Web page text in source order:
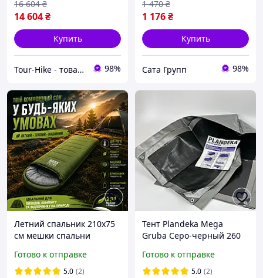
14 604₴
16 604 ₴
Купить
Tour-Hike - товары для туризма и активного отдыха 98%
1 176₴
1 470 ₴
Купить
Сата Групп 98%
Летний спальник 210х75
см мешки спальни
компактный спальный
мешок всесезонный
Готово к отправке
5.0 (2)
Тент Plandeka Mega
Gruba Серо-черный 260
для накрытия зерна Тент
для защиты от непогоды
Готово к отправке
5.0 (2)